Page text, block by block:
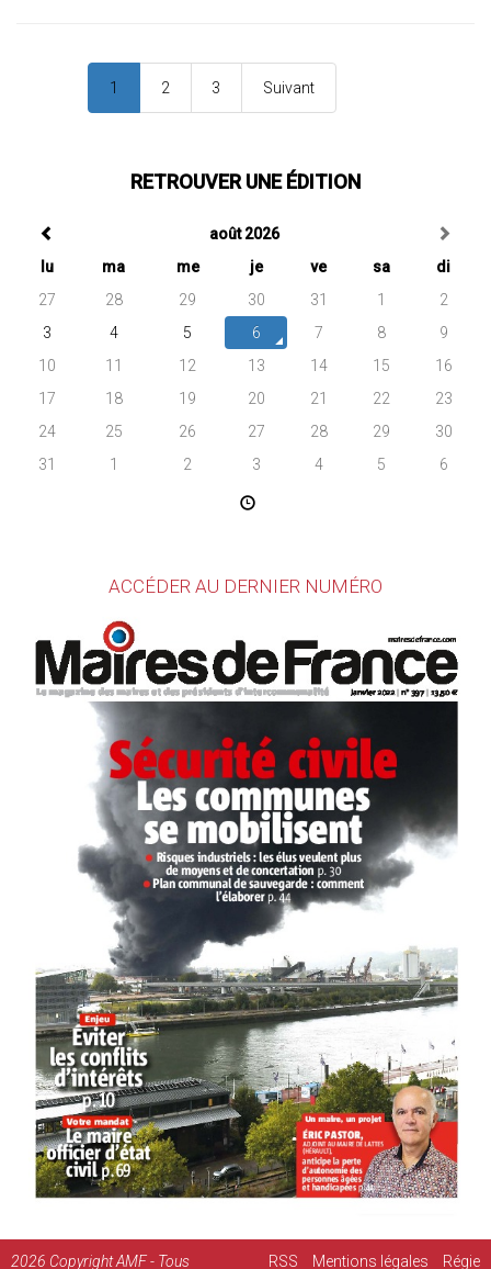
1 2 3 Suivant
RETROUVER UNE ÉDITION
août 2026
lu
ma me je ve sa
di
27
28 29 30 31 1
2
3
4 5 6 7 8
9
10
11 12 13 14 15
16
17
18 19 20 21 22
23
24
25 26 27 28 29
30
31
1 2 3 4 5 6
ACCÉDER AU DERNIER NUMÉRO
2026 Copyright AMF - Tous RSS Mentions légales Régie